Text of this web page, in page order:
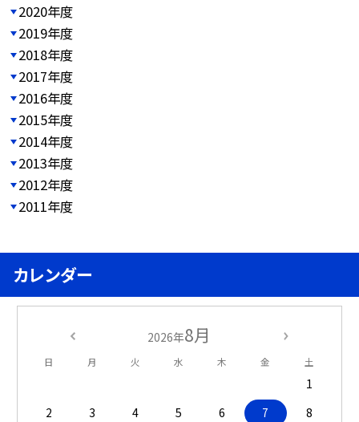
2020年度
2019年度
2018年度
2017年度
2016年度
2015年度
2014年度
2013年度
2012年度
2011年度
カレンダー
2026年8月
日 月 火 水 木 金 土
1
2
3 4 5 6 7
8